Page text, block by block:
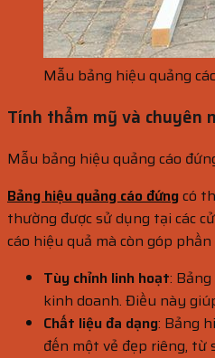
Mẫu bảng hiệu quảng
Tính thẩm mỹ và chuyên
Mẫu bảng hiệu quảng cáo
Bảng hiệu quảng cáo đứngcó
thường được sử dụng tại các
cáo hiệu quả mà còn góp
Tùy chỉnh linh hoạt:
kinh doanh. Điều này
Chất liệu đa dạng: Bảng
đến một vẻ đẹp riêng, từ